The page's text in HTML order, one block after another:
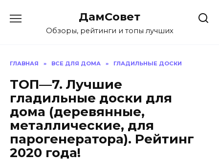
содержанию
ДамСовет
Обзоры, рейтинги и топы лучших
ГЛАВНАЯ » ВСЕ ДЛЯ ДОМА » ГЛАДИЛЬНЫЕ ДОСКИ
ТОП—7. Лучшие
гладильные доски для
дома (деревянные,
металлические, для
парогенератора). Рейтинг
2020 года!